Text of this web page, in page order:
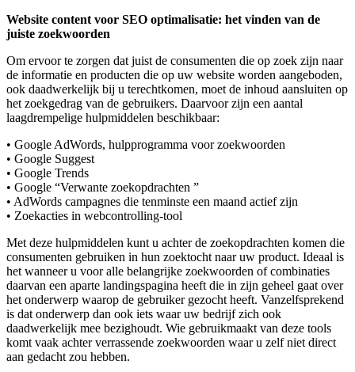
Website content voor SEO optimalisatie: het vinden van de
juiste zoekwoorden
Om ervoor te zorgen dat juist de consumenten die op zoek zijn naar
de informatie en producten die op uw website worden aangeboden,
ook daadwerkelijk bij u terechtkomen, moet de inhoud aansluiten op
het zoekgedrag van de gebruikers. Daarvoor zijn een aantal
laagdrempelige hulpmiddelen beschikbaar:
• Google AdWords, hulpprogramma voor zoekwoorden
• Google Suggest
• Google Trends
• Google “Verwante zoekopdrachten ”
• AdWords campagnes die tenminste een maand actief zijn
• Zoekacties in webcontrolling-tool
Met deze hulpmiddelen kunt u achter de zoekopdrachten komen die
consumenten gebruiken in hun zoektocht naar uw product. Ideaal is
het wanneer u voor alle belangrijke zoekwoorden of combinaties
daarvan een aparte landingspagina heeft die in zijn geheel gaat over
het onderwerp waarop de gebruiker gezocht heeft. Vanzelfsprekend
is dat onderwerp dan ook iets waar uw bedrijf zich ook
daadwerkelijk mee bezighoudt. Wie gebruikmaakt van deze tools
komt vaak achter verrassende zoekwoorden waar u zelf niet direct
aan gedacht zou hebben.